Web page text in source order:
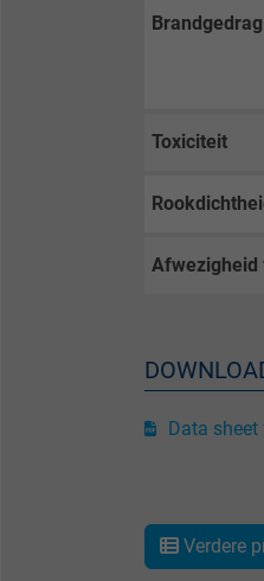
Brandgedrag
Toxiciteit
Afwezigheid
Data sheet
Verdere